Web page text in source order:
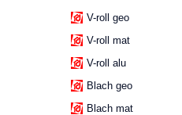
V-roll geo
V-roll mat
V-roll alu
Blach geo
Blach mat